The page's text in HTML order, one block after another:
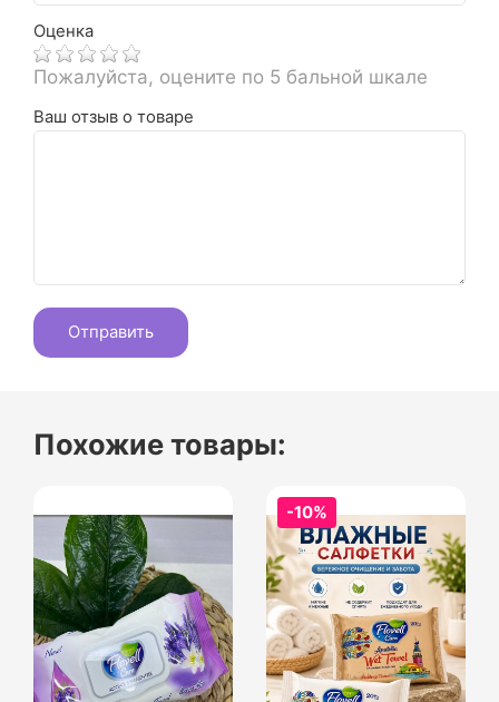
Оценка
Пожалуйста, оцените по 5 бальной шкале
Ваш отзыв о товаре
Похожие товары:
-10%